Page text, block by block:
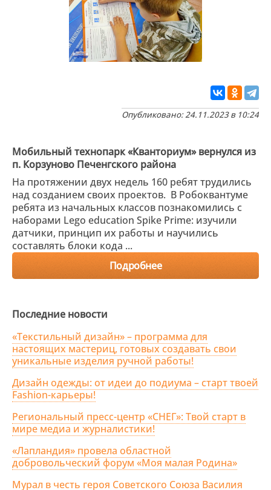
Опубликовано: 24.11.2023 в 10:24
Мобильный технопарк «Кванториум» вернулся из
п. Корзуново Печенгского района
На протяжении двух недель 160 ребят трудились
над созданием своих проектов. В Робоквантуме
ребята из начальных классов познакомились с
наборами Lego education Spike Prime: изучили
датчики, принцип их работы и научились
составлять блоки кода ...
Подробнее
Последние новости
«Текстильный дизайн» – программа для
настоящих мастериц, готовых создавать свои
уникальные изделия ручной работы!
Дизайн одежды: от идеи до подиума – старт твоей
Fashion-карьеры!
Региональный пресс-центр «СНЕГ»: Твой старт в
мире медиа и журналистики!
«Лапландия» провела областной
добровольческий форум «Моя малая Родина»
Мурал в честь героя Советского Союза Василия